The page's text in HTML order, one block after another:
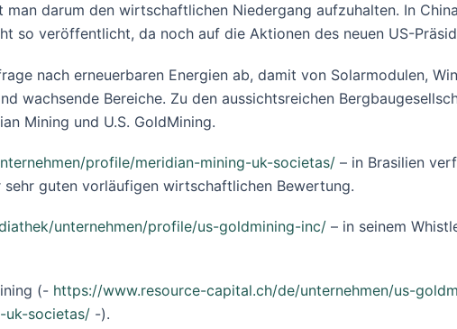
darum den wirtschaftlichen Niedergang aufzuhalten. In
so veröffentlicht, da noch auf die Aktionen des neuen US-
nach erneuerbaren Energien ab, damit von Solarmodulen,
wachsende Bereiche. Zu den aussichtsreichen
Mining und U.S. GoldMining.
profile/meridian-mining-uk-societas/ – in Brasilien
guten vorläufigen wirtschaftlichen Bewertung.
unternehmen/profile/us-goldmining-inc/ – in seinem
(- https://www.resource-capital.ch/de/unternehmen/us-
uk-societas/ -).